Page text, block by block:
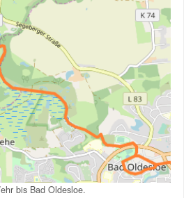
bis Bad Oldesloe.